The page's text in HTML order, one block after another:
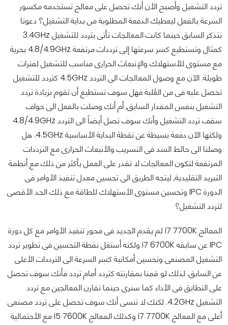
تردد التشغيل وأصبح الأن أنك تحصل على معالج تستخدمه مكسور
السرعة بالفعل ليعطيك الدفعة المطلوبة من بداية التشغيل؟ دعونا
نتذكر السابق حينما كانت المعالجات تأتى بتردد للتشغيل 3.4GHz
كمثال وتستطيع كسر سرعتها إلى ترددات مرتفعة 4.8/4.9GHz بحرية
مع مستوى للأستهلاك والإنبعاث الحرارى مناسب للتشغيل لفترات
طويلة. الآن مع وصول المعالجات الى التردد 4.5GHz كتردد للتشغيل
تحصل عليه فى من العُلبة فهل سوف تستطيع أن تقوم بزيادة تردد
التشغيل بنفس المقدار السابق, أم أنك وصلت بالفعل الى حواف
سقف تردد التشغيل وأنك سوف تصل أيضاً الى التردد 4.8/4.9GHz
ولكنها الآن دفعة بسيطة عن نقطة البداية الأساسية 4.5GHz. هل
وصلنا الى حائط السد فى التسريب والأنبعاث الحرارى مع الترددات
المرتفعة لتكون المعالجات لا تقدر على العمل بأكثر من ذلك مع أنظمة
التبريد التقليدية, ليتجه الطريق الى تحسين معدل تنفيذ الأوامر فى
الدورة IPC وتحسين مستوى الأستهلاك للطاقة مع ذلك الحد الأقصى
لتردد التشغيل؟
المعالج i7 7700K لم يقدم الجديد فى محور تنفيذ الأوامر مع كل دورة
IPC عن سابقه i7 6700K ولكنه أستغل نقطة التحسين فى تطوير تردد
التشغيل المصنعى وتحسين أمكانية كسر السرعة الى الترددات الأعلى
عن السابق. لذلك لو قمنا بمقارنته كتردد أمام تردد فأنك سوف تحصل
على التطابق فى الأداء كما سنرى حينما نقارن المعالجين مع تردد
التشغيل 4.2GHz. لكنك لا تنسى أنك سوف تحصل على تردد مصنعى
أعلى مع المعالج i7 7700K وكذلك المعالج i5 7600K مع الأحتمالية